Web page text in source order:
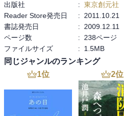
出版社
: 東京創元社
Reader Store発売日
: 2011.10.21
書誌発売日
: 2009.12.11
ページ数
: 238ページ
ファイルサイズ
: 1.5MB
同じジャンルのランキング
1位 2位